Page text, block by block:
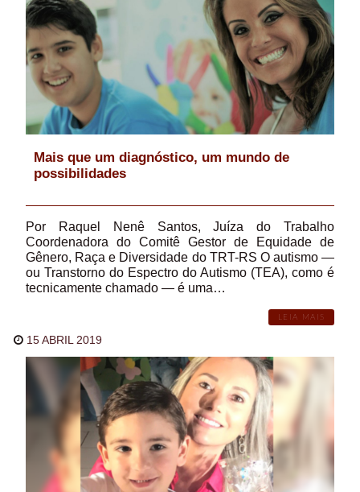
Mais que um diagnóstico, um mundo de
possibilidades
Por Raquel Nenê Santos, Juíza do Trabalho
Coordenadora do Comitê Gestor de Equidade de
Gênero, Raça e Diversidade do TRT-RS O autismo —
ou Transtorno do Espectro do Autismo (TEA), como é
tecnicamente chamado — é uma…
LEIA MAIS
15 ABRIL 2019